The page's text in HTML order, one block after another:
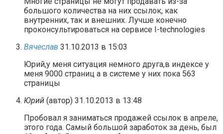
большого количества на них ссылок, как
внутренних, так и внешних. Лучше конечно
проконсультироваться на сервисе I-technologies
Вячеслав 31.10.2013 в 15:03
Юрий,у меня ситуация немного друга,в индексе у
меня 9000 страниц а в системе у них пока 563
страницы
Юрий (автор) 31.10.2013 в 13:48
Пробовал я заниматься продажей ссылок в апреле,
этого года. Самый большой заработок за день, был